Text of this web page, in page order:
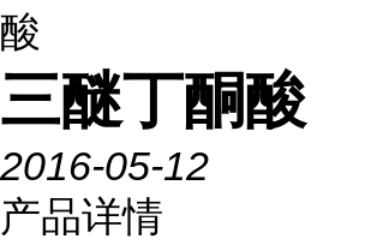
酸
三醚丁酮酸
2016-05-12
产品详情